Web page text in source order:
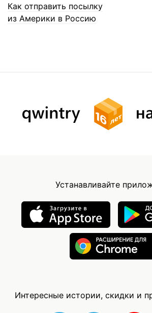
Как отправить посылку
из Америки в Россию
Устанавливайте
Интересные истории, скидки и